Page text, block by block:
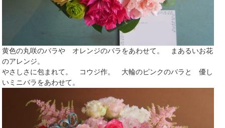
黄色の丸咲のバラや オレンジのバラをあわせて。 まあるいお花
のアレンジ。
やさしさに包まれて。 コウジ作。 大輪のピンクのバラと 優し
いミニバラをあわせて。